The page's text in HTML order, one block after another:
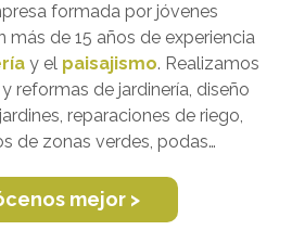
formada por jóvenes
más de 15 años de experiencia
y el paisajismo. Realizamos
reformas de jardinería, diseño
reparaciones de riego,
de zonas verdes, podas…
mejor >